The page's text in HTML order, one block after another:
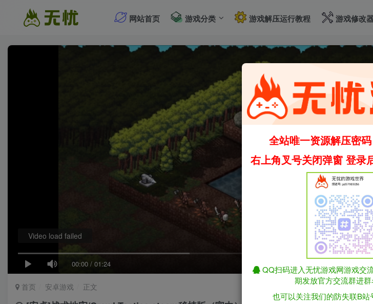
网站首页 游戏分类 游戏解压运行教程 游戏修改
00:00 / 01:24
Video load failed
首页 安卓游戏 正文
全站唯一资源解压密
右上角叉号关闭弹窗 登录
QQ扫码进入无忧游戏网游戏交
期发放官方交流群进群
也可以关注我们的防失联B站